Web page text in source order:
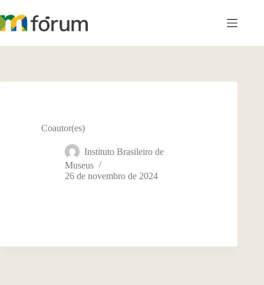
para
o
Coautor(es)
Instituto Brasileiro de
Museus
26 de novembro de 2024